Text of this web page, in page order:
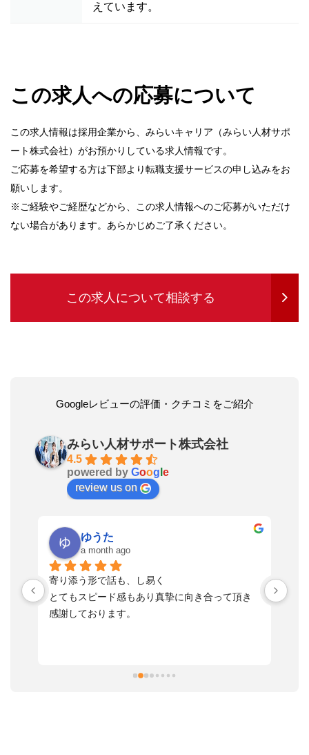
えています。
この求人への応募について
この求人情報は採用企業から、みらいキャリア（みらい人材サポ
ート株式会社）がお預かりしている求人情報です。
ご応募を希望する方は下部より転職支援サービスの申し込みをお
願いします。
※ご経験やご経歴などから、この求人情報へのご応募がいただけ
ない場合があります。あらかじめご了承ください。
この求人について相談する
Googleレビューの評価・クチコミをご紹介
みらい人材サポート株式会社
4.5
powered by Goog e
review us on
ゆうた
a month ago
寄り添う形で話も、し易く
とてもスピード感もあり真摯に向き合って頂き
感謝しております。